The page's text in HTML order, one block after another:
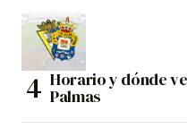
Horario y dónde
Palmas